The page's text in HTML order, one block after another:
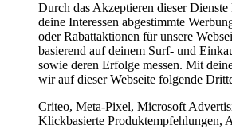
Durch das Akzeptieren dieser
deine Interessen abgestimmte
oder Rabattaktionen für unsere
basierend auf deinem Surf- und
sowie deren Erfolge messen. Mit
wir auf dieser Webseite folgende
Criteo, Meta-Pixel, Microsoft
Klickbasierte Produktempfehlungen,